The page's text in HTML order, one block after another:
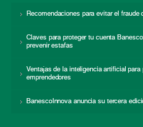
Recomendaciones para evitar el fraude
Claves para proteger tu cuenta
prevenir estafas
Ventajas de la inteligencia artificial para
emprendedores
BanescoInnova anuncia su tercera